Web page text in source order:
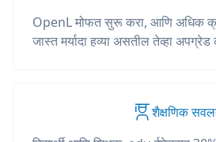
OpenL मोफत सुरू करा, आणि अधिक
जास्त मर्यादा हव्या असतील तेव्हा अपग्रेड
शैक्षणिक